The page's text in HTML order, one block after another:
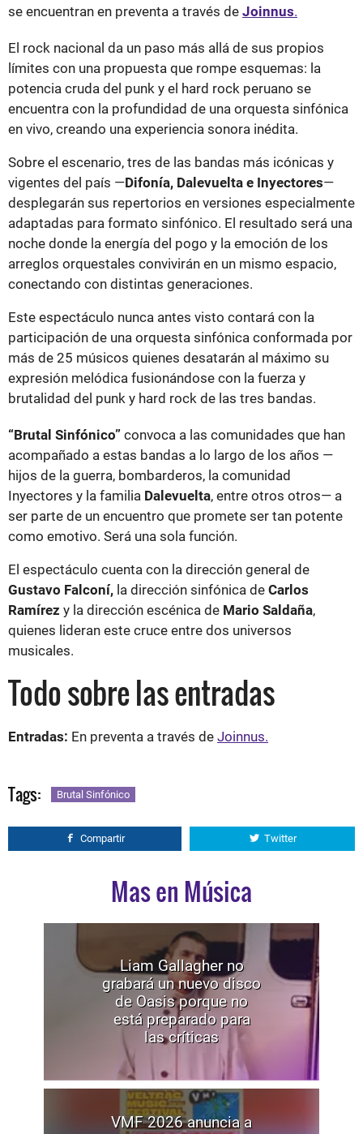
se encuentran en preventa a través de Joinnus.
El rock nacional da un paso más allá de sus propios
límites con una propuesta que rompe esquemas: la
potencia cruda del punk y el hard rock peruano se
encuentra con la profundidad de una orquesta sinfónica
en vivo, creando una experiencia sonora inédita.
Sobre el escenario, tres de las bandas más icónicas y
vigentes del país —Difonía, Dalevuelta e Inyectores—
desplegarán sus repertorios en versiones especialmente
adaptadas para formato sinfónico. El resultado será una
noche donde la energía del pogo y la emoción de los
arreglos orquestales convivirán en un mismo espacio,
conectando con distintas generaciones.
Este espectáculo nunca antes visto contará con la
participación de una orquesta sinfónica conformada por
más de 25 músicos quienes desatarán al máximo su
expresión melódica fusionándose con la fuerza y
brutalidad del punk y hard rock de las tres bandas.
“Brutal Sinfónico” convoca a las comunidades que han
acompañado a estas bandas a lo largo de los años —
hijos de la guerra, bombarderos, la comunidad
Inyectores y la familia Dalevuelta, entre otros otros— a
ser parte de un encuentro que promete ser tan potente
como emotivo. Será una sola función.
El espectáculo cuenta con la dirección general de
Gustavo Falconí, la dirección sinfónica de Carlos
Ramírez y la dirección escénica de Mario Saldaña,
quienes lideran este cruce entre dos universos
musicales.
Todo sobre las entradas
Entradas: En preventa a través de Joinnus.
Tags: Brutal Sinfónico
Compartir Twitter
Mas en Música
Liam Gallagher no
grabará un nuevo disco
de Oasis porque no
está preparado para
las críticas
VMF 2026 anuncia a